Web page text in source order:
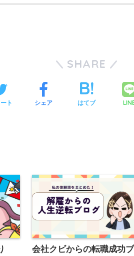
SHARE
ト シェア はてブ
会社クビからの転職成功ブ